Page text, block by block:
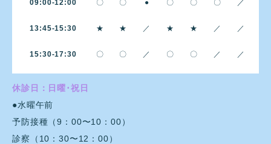
09:00-12:00 〇 〇 ● 〇 〇 〇 ／
13:45-15:30 ★ ★ ／ ★ ★ ／ ／
15:30-17:30 〇 〇 ／ 〇 〇 ／ ／
休診日：日曜･祝日
●水曜午前
予防接種（9：00〜10：00）
診察（10：30〜12：00）